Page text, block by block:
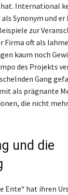
International
als Synonym und
zur
Firma oft als
kaum noch
des Projekts
Gang
als prägnante
die nicht
und die
Ente“ hat ihren